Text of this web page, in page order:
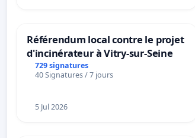
Référendum local contre le projet
d'incinérateur à Vitry-sur-Seine
729 signatures
40 Signatures / 7 jours
5 Jul 2026